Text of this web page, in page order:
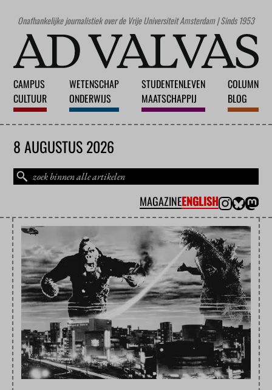
Onafhankelijke journalistiek over de Vrije Universiteit Amsterdam | Sinds 1953
CAMPUS
CULTUUR
WETENSCHAP
ONDERWIJS
STUDENTENLEVEN
MAATSCHAPPIJ
COLUMN
BLOG
8 AUGUSTUS 2026
MAGAZINEENGLISH